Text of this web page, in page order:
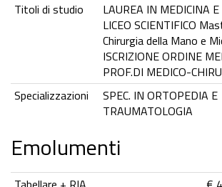
Titoli di studio
LAUREA IN MEDICINA E
LICEO SCIENTIFICO
Chirurgia della Mano e
ISCRIZIONE ORDINE
PROF.DI MEDICO-
Specializzazioni
SPEC. IN ORTOPEDIA E
TRAUMATOLOGIA
Emolumenti